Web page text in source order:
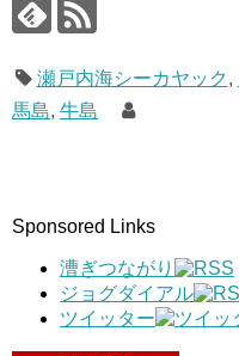
瀬戸内海シーカヤック ,
馬島, 牛島
Sponsored Links
漕ぎつながり
ジョグダイアル
ツイッター